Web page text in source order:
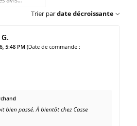
Trier pardate décroissante
5:48 PM(Date de commande :
bien passé. À bientôt chez Casse